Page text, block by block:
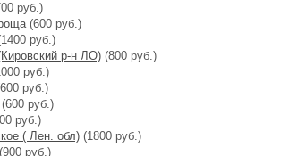
руб.)
(600 руб.)
руб.)
р-н ЛО) (800 руб.)
руб.)
руб.)
(600 руб.)
руб.)
( Лен. обл) (1800 руб.)
(900 руб.)